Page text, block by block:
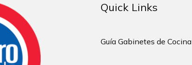
Quick Links
Guía Gabinetes de Cocina